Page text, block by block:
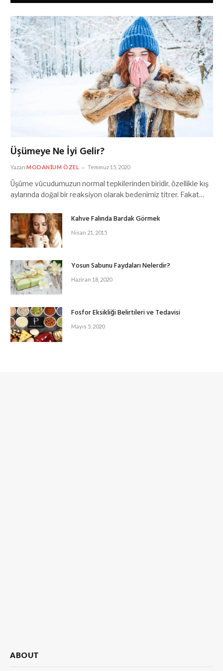
Üşümeye Ne İyi Gelir?
Yazan MODANIUM ÖZEL Temmuz 15, 2020
Üşüme vücudumuzun normal tepkilerinden biridir, özellikle kış
aylarında doğal bir reaksiyon olarak bedenimiz titrer. Fakat…
Kahve Falında Bardak Görmek
Nisan 21, 2015
Yosun Sabunu Faydaları Nelerdir?
Haziran 18, 2020
Fosfor Eksikliği Belirtileri ve Tedavisi
Mayıs 5, 2020
ABOUT